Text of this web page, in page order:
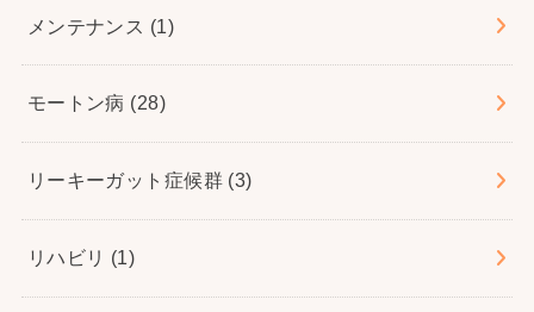
メンテナンス (1)
モートン病 (28)
リーキーガット症候群 (3)
リハビリ (1)